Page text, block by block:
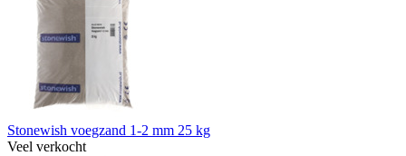
Stonewish voegzand 1-2 mm 25 kg
Veel verkocht